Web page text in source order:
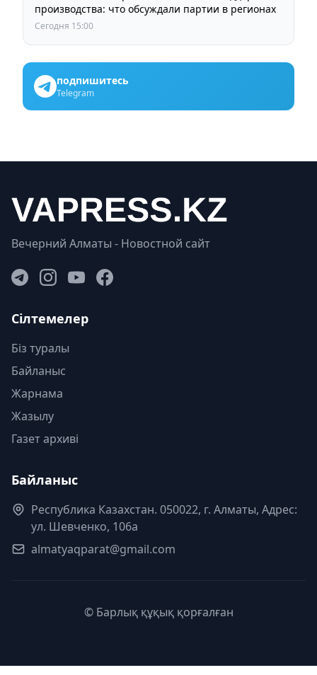
производства: что обсуждали партии в регионах
Сегодня 15:00
подпишитесь
Telegram
Вечерний Алматы - Новостной сайт
Сілтемелер
Біз туралы
Байланыс
Жарнама
Жазылу
Газет архиві
Байланыс
Республика Казахстан. 050022, г. Алматы, Адрес:
ул. Шевченко, 106а
almatyaqparat@gmail.com
© Барлық құқық қорғалған